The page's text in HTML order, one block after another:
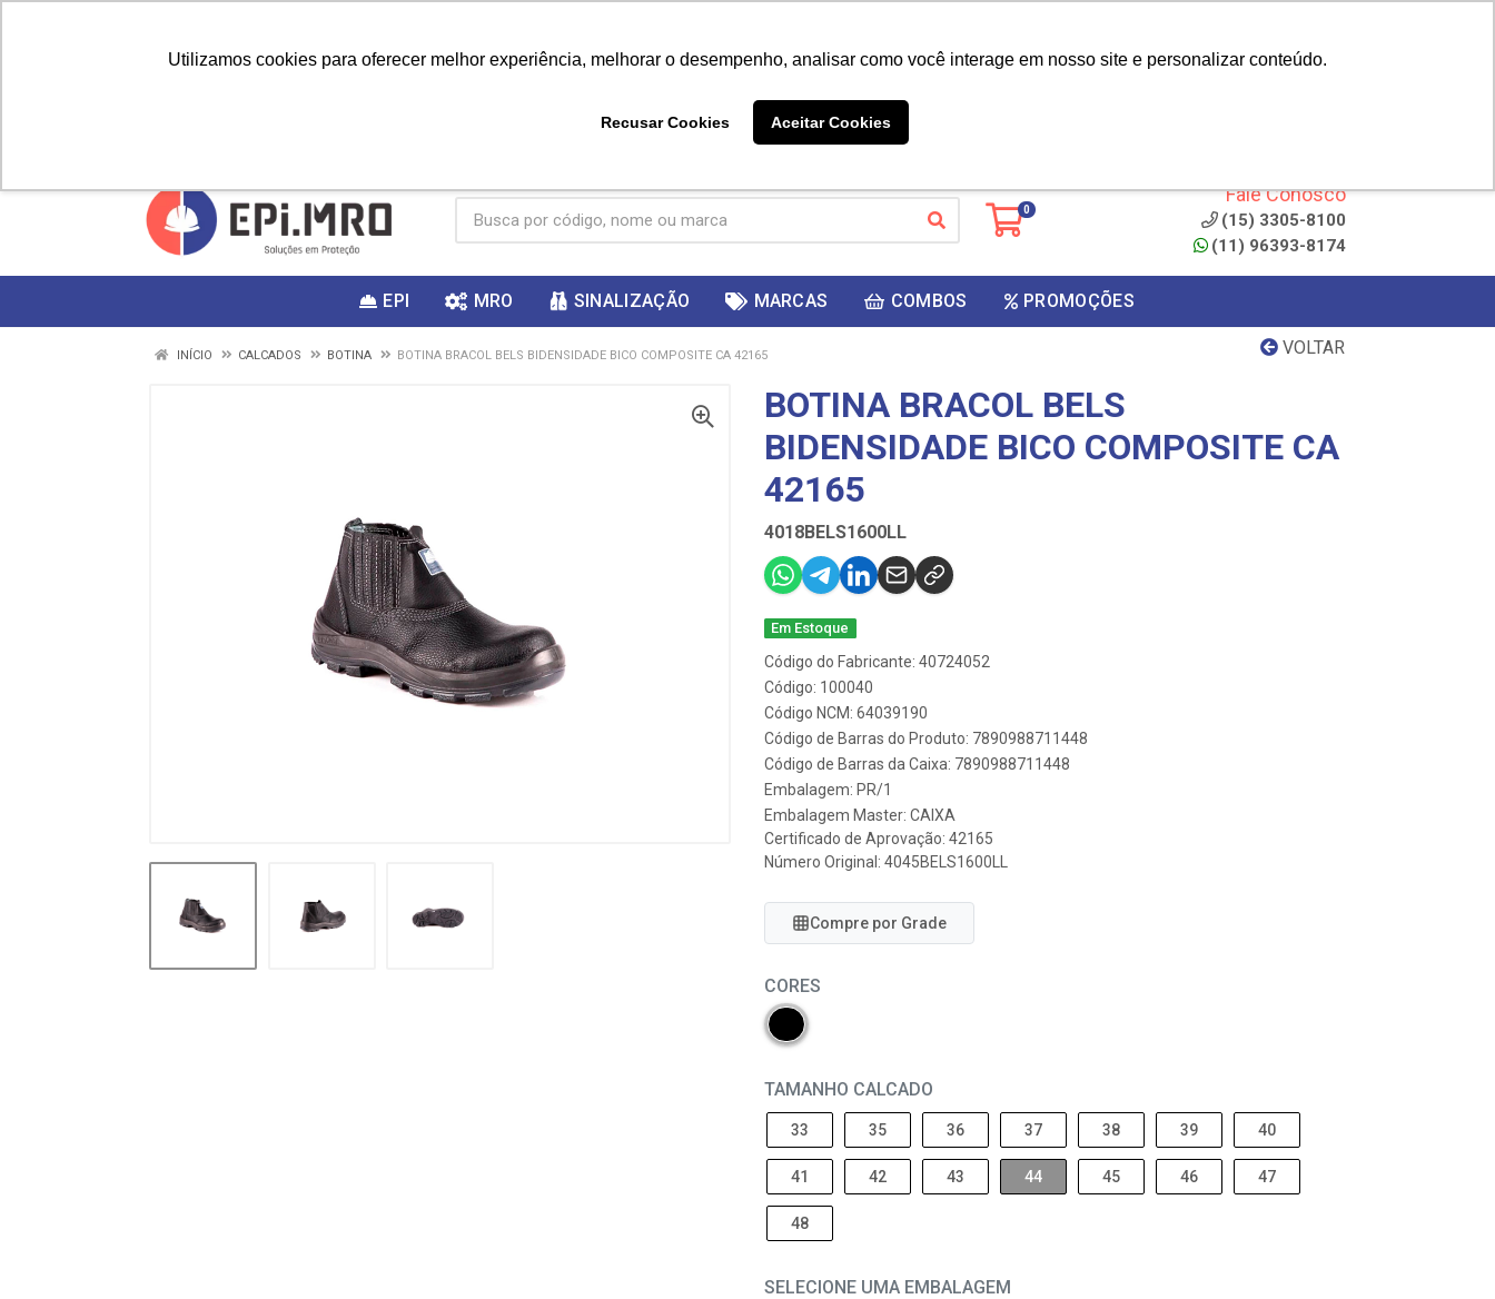
Utilizamos cookies para oferecer melhor experiência, melhorar o desempenho, analisar como você interage em nosso site e personalizar conteúdo.
Recusar Cookies Aceitar Cookies
ganhar
0
Fale Conosco
(15) 3305-8100
(11) 96393-8174
EPI MRO SINALIZAÇÃO MARCAS COMBOS PROMOÇÕES
VOLTAR
INÍCIO CALCADOS BOTINA BOTINA BRACOL BELS BIDENSIDADE BICO COMPOSITE CA 42165
BOTINA BRACOL BELS
BIDENSIDADE BICO COMPOSITE CA
42165
4018BELS1600LL
Em Estoque
Código do Fabricante: 40724052
Código: 100040
Código NCM: 64039190
Código de Barras do Produto: 7890988711448
Código de Barras da Caixa: 7890988711448
Embalagem: PR/1
Embalagem Master: CAIXA
Certificado de Aprovação: 42165
Número Original: 4045BELS1600LL
Compre por Grade
CORES
TAMANHO CALCADO
33 35 36 37 38 39 40
41 42 43 44 45 46 47
48
SELECIONE UMA EMBALAGEM